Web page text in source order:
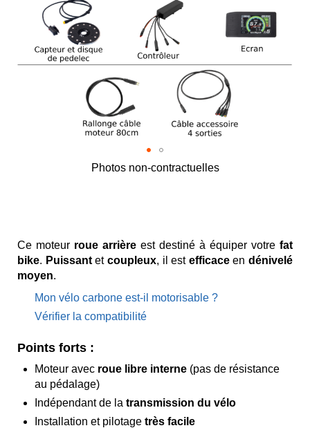
Photos non-contractuelles
of
the
images
Ce moteur roue arrière est destiné à équiper votre fat
bike. Puissant et coupleux, il est efficace en dénivelé
moyen.
Mon vélo carbone est-il motorisable ?
Vérifier la compatibilité
Points forts :
Moteur avec roue libre interne (pas de résistance
au pédalage)
Indépendant de la transmission du vélo
Installation et pilotage très facile